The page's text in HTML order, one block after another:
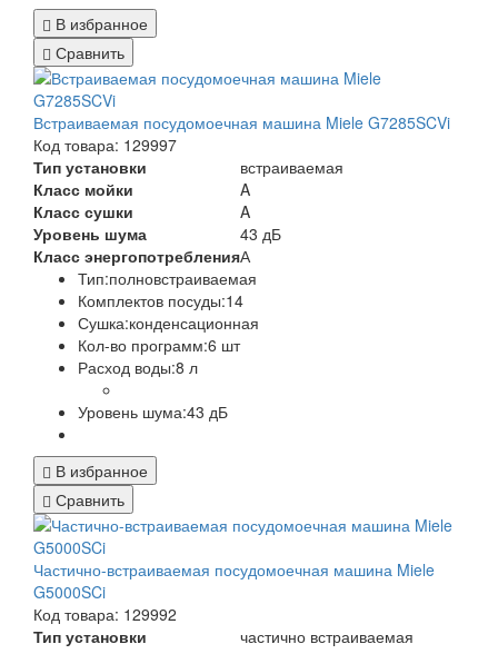
В избранное
Сравнить
Встраиваемая посудомоечная машина Miele G7285SCVi
Код товара: 129997
Тип установки
встраиваемая
Класс мойки
A
Класс сушки
A
Уровень шума
43 дБ
Класс энергопотребленияА
Тип:полновстраиваемая
Комплектов посуды:14
Сушка:конденсационная
Кол-во программ:6 шт
Расход воды:8 л
Уровень шума:43 дБ
В избранное
Сравнить
Частично-встраиваемая посудомоечная машина Miele
G5000SCi
Код товара: 129992
Тип установки
частично встраиваемая